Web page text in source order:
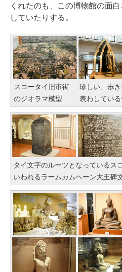
くれたのも、この博物館の面
していたりする。
スコータイ旧市街
のジオラマ模型
珍しい、歩
表わしている
タイ文字のルーツとなっているス
いわれるラームカムヘーン大王碑